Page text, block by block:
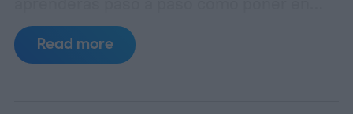
español MyChart (el portal de pacientes
basado en Epic), así como apps populares
Read more